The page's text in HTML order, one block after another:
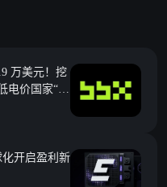
万美元！挖
电价国家“大
开启盈利新